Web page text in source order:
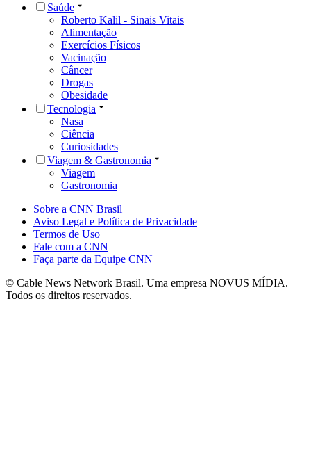
Saúde
Roberto Kalil - Sinais Vitais
Alimentação
Exercícios Físicos
Vacinação
Câncer
Drogas
Obesidade
Tecnologia
Nasa
Ciência
Curiosidades
Viagem & Gastronomia
Viagem
Gastronomia
Sobre a CNN Brasil
Aviso Legal e Política de Privacidade
Termos de Uso
Fale com a CNN
Faça parte da Equipe CNN
© Cable News Network Brasil. Uma empresa NOVUS MÍDIA.
Todos os direitos reservados.